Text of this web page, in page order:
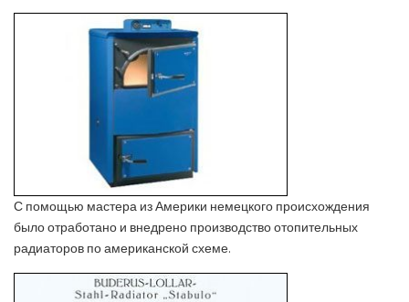
С помощью мастера из Америки немецкого происхождения
было отработано и внедрено производство отопительных
радиаторов по американской схеме.